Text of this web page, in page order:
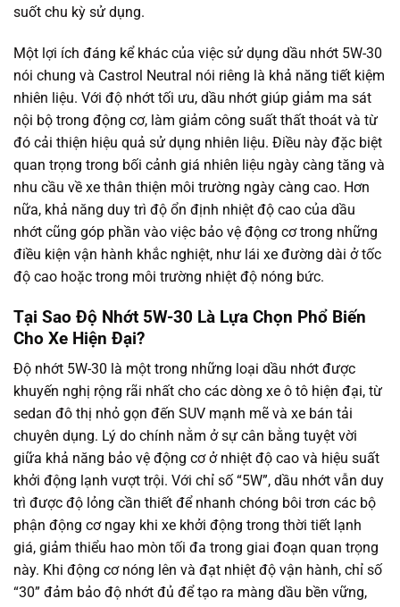
suốt chu kỳ sử dụng.
Một lợi ích đáng kể khác của việc sử dụng dầu nhớt 5W-30
nói chung và Castrol Neutral nói riêng là khả năng tiết kiệm
nhiên liệu. Với độ nhớt tối ưu, dầu nhớt giúp giảm ma sát
nội bộ trong động cơ, làm giảm công suất thất thoát và từ
đó cải thiện hiệu quả sử dụng nhiên liệu. Điều này đặc biệt
quan trọng trong bối cảnh giá nhiên liệu ngày càng tăng và
nhu cầu về xe thân thiện môi trường ngày càng cao. Hơn
nữa, khả năng duy trì độ ổn định nhiệt độ cao của dầu
nhớt cũng góp phần vào việc bảo vệ động cơ trong những
điều kiện vận hành khắc nghiệt, như lái xe đường dài ở tốc
độ cao hoặc trong môi trường nhiệt độ nóng bức.
Tại Sao Độ Nhớt 5W-30 Là Lựa Chọn Phổ Biến
Cho Xe Hiện Đại?
Độ nhớt 5W-30 là một trong những loại dầu nhớt được
khuyến nghị rộng rãi nhất cho các dòng xe ô tô hiện đại, từ
sedan đô thị nhỏ gọn đến SUV mạnh mẽ và xe bán tải
chuyên dụng. Lý do chính nằm ở sự cân bằng tuyệt vời
giữa khả năng bảo vệ động cơ ở nhiệt độ cao và hiệu suất
khởi động lạnh vượt trội. Với chỉ số “5W”, dầu nhớt vẫn duy
trì được độ lỏng cần thiết để nhanh chóng bôi trơn các bộ
phận động cơ ngay khi xe khởi động trong thời tiết lạnh
giá, giảm thiểu hao mòn tối đa trong giai đoạn quan trọng
này. Khi động cơ nóng lên và đạt nhiệt độ vận hành, chỉ số
“30” đảm bảo độ nhớt đủ để tạo ra màng dầu bền vững,